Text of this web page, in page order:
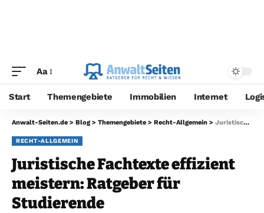
Aa
Start Themengebiete Immobilien Internet
Anwalt-Seiten.de > Blog > Themengebiete > Recht-Allgemein > Juristische Fachtexte effizient meistern: Ratgeber für Studierende
RECHT-ALLGEMEIN
Juristische Fachtexte effizient
meistern: Ratgeber für
Studierende